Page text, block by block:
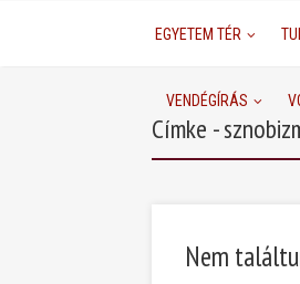
EGYETEM TÉR
VENDÉGÍRÁS
Címke -
Nem